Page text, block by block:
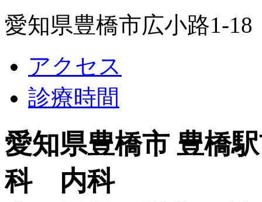
愛知県豊橋市広小路1-
アクセス
診療時間
愛知県豊橋市 豊橋
科 内科